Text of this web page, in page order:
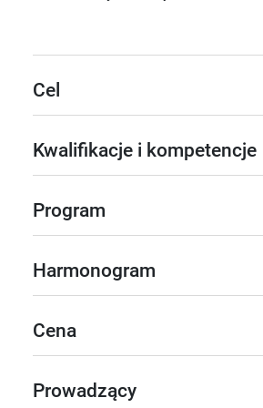
Cel
Kwalifikacje i kompetencje
Program
Harmonogram
Cena
Prowadzący